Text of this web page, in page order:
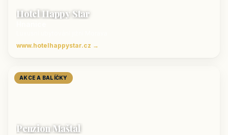
Hotel Happy Star
www.hotelhappystar.cz →
AKCE A BALÍČKY
Penzion Maštal